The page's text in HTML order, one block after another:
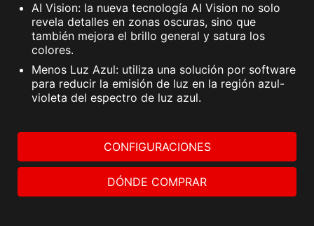
AI Vision: la nueva tecnología AI Vision no solo
revela detalles en zonas oscuras, sino que
también mejora el brillo general y satura los
colores.
Menos Luz Azul: utiliza una solución por software
para reducir la emisión de luz en la región azul-
violeta del espectro de luz azul.
CONFIGURACIONES
DÓNDE COMPRAR